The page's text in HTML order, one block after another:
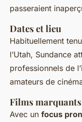
passeraient
Dates et lieu
Habituellement
l’Utah, Sundance
professionnels de
amateurs de
Films
Avec un focus